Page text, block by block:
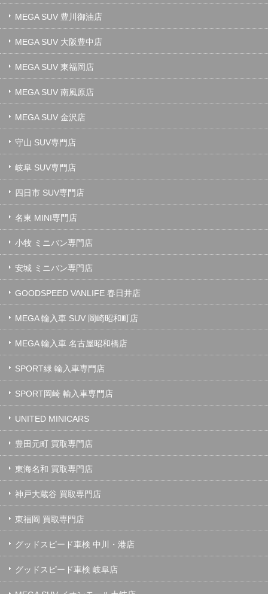
MEGA SUV 豊川御油店
MEGA SUV 大阪豊中店
MEGA SUV 東福岡店
MEGA SUV 南風原店
MEGA SUV 金沢店
守山 SUV専門店
岐阜 SUV専門店
四日市 SUV専門店
名東 MINI専門店
小牧 ミニバン専門店
安城 ミニバン専門店
GOODSPEED VANLIFE 春日井店
MEGA 輸入車 SUV 岡崎昭和町店
MEGA 輸入車 名古屋昭和橋店
SPORT緑 輸入車専門店
SPORT岡崎 輸入車専門店
UNITED MINICARS
豊田元町 買取専門店
東海名和 買取専門店
神戸大蔵谷 買取専門店
東福岡 買取専門店
グッドスピード車検 中川・港店
グッドスピード車検 岐阜店